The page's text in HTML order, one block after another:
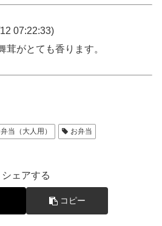
07:22:33)
茸がとても香ります。
当（大人用）
お弁当
シェアする
コピー